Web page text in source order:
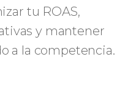
tu ROAS,
y mantener
a la competencia.